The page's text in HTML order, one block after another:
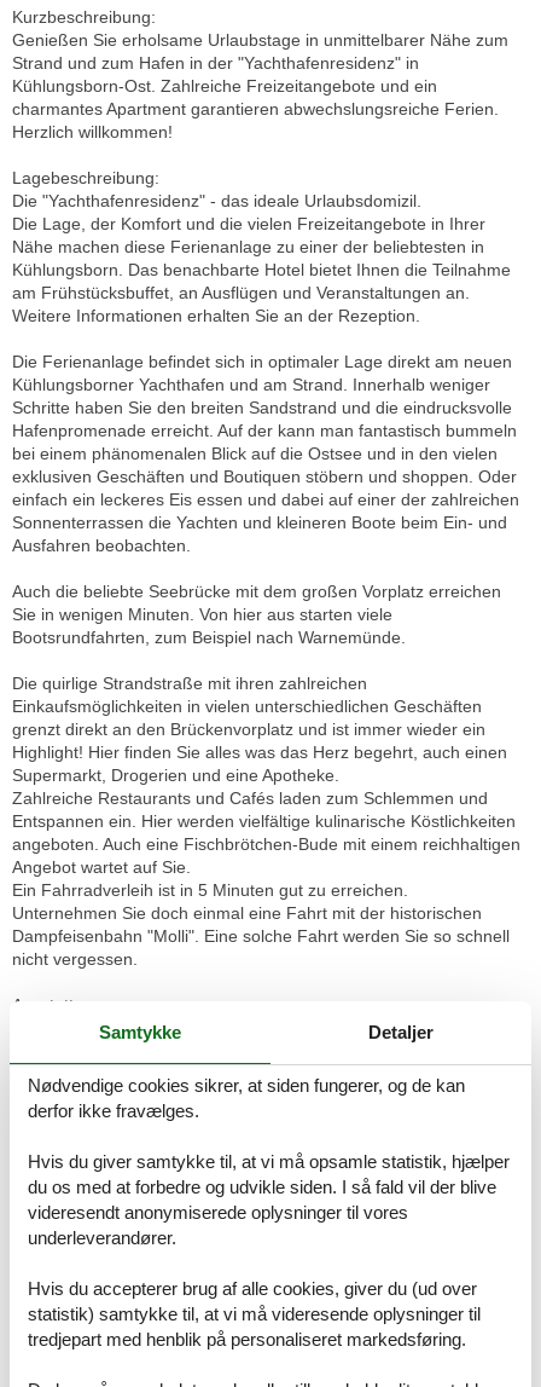
Kurzbeschreibung:
Genießen Sie erholsame Urlaubstage in unmittelbarer Nähe zum
Strand und zum Hafen in der "Yachthafenresidenz" in
Kühlungsborn-Ost. Zahlreiche Freizeitangebote und ein
charmantes Apartment garantieren abwechslungsreiche Ferien.
Herzlich willkommen!
Lagebeschreibung:
Die "Yachthafenresidenz" - das ideale Urlaubsdomizil.
Die Lage, der Komfort und die vielen Freizeitangebote in Ihrer
Nähe machen diese Ferienanlage zu einer der beliebtesten in
Kühlungsborn. Das benachbarte Hotel bietet Ihnen die Teilnahme
am Frühstücksbuffet, an Ausflügen und Veranstaltungen an.
Weitere Informationen erhalten Sie an der Rezeption.
Die Ferienanlage befindet sich in optimaler Lage direkt am neuen
Kühlungsborner Yachthafen und am Strand. Innerhalb weniger
Schritte haben Sie den breiten Sandstrand und die eindrucksvolle
Hafenpromenade erreicht. Auf der kann man fantastisch bummeln
bei einem phänomenalen Blick auf die Ostsee und in den vielen
exklusiven Geschäften und Boutiquen stöbern und shoppen. Oder
einfach ein leckeres Eis essen und dabei auf einer der zahlreichen
Sonnenterrassen die Yachten und kleineren Boote beim Ein- und
Ausfahren beobachten.
Auch die beliebte Seebrücke mit dem großen Vorplatz erreichen
Sie in wenigen Minuten. Von hier aus starten viele
Bootsrundfahrten, zum Beispiel nach Warnemünde.
Die quirlige Strandstraße mit ihren zahlreichen
Einkaufsmöglichkeiten in vielen unterschiedlichen Geschäften
grenzt direkt an den Brückenvorplatz und ist immer wieder ein
Highlight! Hier finden Sie alles was das Herz begehrt, auch einen
Supermarkt, Drogerien und eine Apotheke.
Zahlreiche Restaurants und Cafés laden zum Schlemmen und
Entspannen ein. Hier werden vielfältige kulinarische Köstlichkeiten
angeboten. Auch eine Fischbrötchen-Bude mit einem reichhaltigen
Angebot wartet auf Sie.
Ein Fahrradverleih ist in 5 Minuten gut zu erreichen.
Unternehmen Sie doch einmal eine Fahrt mit der historischen
Dampfeisenbahn "Molli". Eine solche Fahrt werden Sie so schnell
nicht vergessen.
Ausstattungen:
Klein, aber fein!
Urlaub. Eine kleine Wohlfühloase, in der Sie auf nichts verzichten
müssen.
Der komfortable Wohnbereich ist mit zwei Cocktailsesseln, einem
32 Zoll-LED-Flach-TV und einer HiFi-Anlage mit USB Anschluss
eingerichtet. Der Essbereich ist mit zwei Lederstühlen
ausgestatttet.
Gesellschaftsspiele und Bücher bieten wir Ihnen zur Unterhaltung
kostenlos an.
Einen erholsamen Schlaf finden Sie auf dem gemütlichen
Samtykke Detaljer
Nødvendige cookies sikrer, at siden fungerer, og de kan
derfor ikke fravælges.
Hvis du giver samtykke til, at vi må opsamle statistik, hjælper
du os med at forbedre og udvikle siden. I så fald vil der blive
videresendt anonymiserede oplysninger til vores
underleverandører.
Hvis du accepterer brug af alle cookies, giver du (ud over
statistik) samtykke til, at vi må videresende oplysninger til
tredjepart med henblik på personaliseret markedsføring.